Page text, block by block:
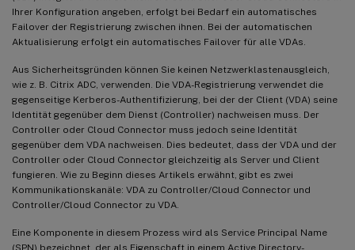
Ihrer Konfiguration angeben, erfolgt bei Bedarf ein automatisches
Failover der Registrierung zwischen ihnen. Bei der automatischen
Aktualisierung erfolgt ein automatisches Failover für alle VDAs.
Aus Sicherheitsgründen können Sie keinen Netzwerklastenausgleich,
wie z. B. Citrix ADC, verwenden. Die VDA-Registrierung verwendet die
gegenseitige Kerberos-Authentifizierung, bei der der Client (VDA) seine
Identität gegenüber dem Dienst (Controller) nachweisen muss. Der
Controller oder Cloud Connector muss jedoch seine Identität
gegenüber dem VDA nachweisen. Dies bedeutet, dass der VDA und der
Controller oder Cloud Connector gleichzeitig als Server und Client
fungieren. Wie zu Beginn dieses Artikels erwähnt, gibt es zwei
Kommunikationskanäle: VDA zu Controller/Cloud Connector und
Controller/Cloud Connector zu VDA.
Eine Komponente in diesem Prozess wird als Service Principal Name
(SPN) bezeichnet, der als Eigenschaft in einem Active Directory-